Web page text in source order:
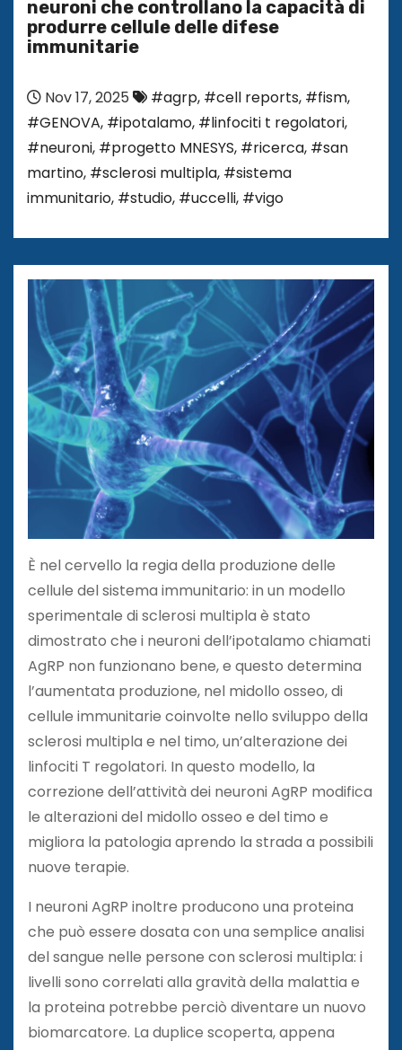
neuroni che controllano la capacità di
produrre cellule delle difese
immunitarie
Nov 17, 2025 #agrp, #cell reports, #fism,
#GENOVA, #ipotalamo, #linfociti t regolatori,
#neuroni, #progetto MNESYS, #ricerca, #san
martino, #sclerosi multipla, #sistema
immunitario, #studio, #uccelli, #vigo
È nel cervello la regia della produzione delle
cellule del sistema immunitario: in un modello
sperimentale di sclerosi multipla è stato
dimostrato che i neuroni dell’ipotalamo chiamati
AgRP non funzionano bene, e questo determina
l’aumentata produzione, nel midollo osseo, di
cellule immunitarie coinvolte nello sviluppo della
sclerosi multipla e nel timo, un’alterazione dei
linfociti T regolatori. In questo modello, la
correzione dell’attività dei neuroni AgRP modifica
le alterazioni del midollo osseo e del timo e
migliora la patologia aprendo la strada a possibili
nuove terapie.
I neuroni AgRP inoltre producono una proteina
che può essere dosata con una semplice analisi
del sangue nelle persone con sclerosi multipla: i
livelli sono correlati alla gravità della malattia e
la proteina potrebbe perciò diventare un nuovo
biomarcatore. La duplice scoperta, appena